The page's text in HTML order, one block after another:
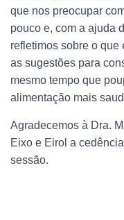
que nos preocupar
pouco e, com a ajuda
refletimos sobre o
as sugestões para
mesmo tempo que
alimentação mais
Agradecemos à Dra.
Eixo e Eirol a
sessão.